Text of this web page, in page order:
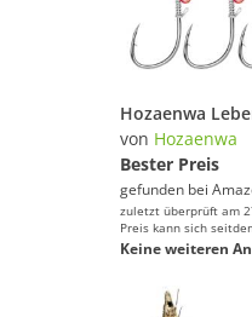
von Hozaenwa
Bester Preis
gefunden bei
zuletzt überprüft am
Preis kann sich
Keine weiteren